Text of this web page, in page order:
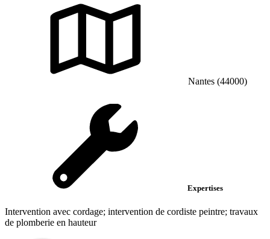
Nantes (44000)
Expertises
Intervention avec cordage; intervention de cordiste peintre; travaux
de plomberie en hauteur